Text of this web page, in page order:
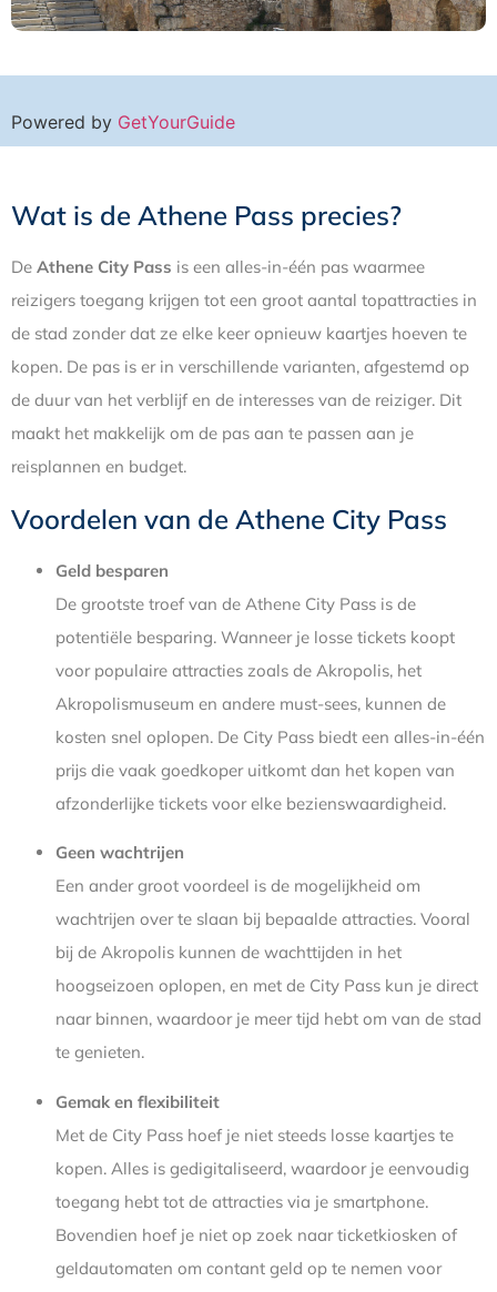
Powered by GetYourGuide
Wat is de Athene Pass precies?
De Athene City Pass is een alles-in-één pas waarmee
reizigers toegang krijgen tot een groot aantal topattracties in
de stad zonder dat ze elke keer opnieuw kaartjes hoeven te
kopen. De pas is er in verschillende varianten, afgestemd op
de duur van het verblijf en de interesses van de reiziger. Dit
maakt het makkelijk om de pas aan te passen aan je
reisplannen en budget.
Voordelen van de Athene City Pass
Geld besparen
De grootste troef van de Athene City Pass is de
potentiële besparing. Wanneer je losse tickets koopt
voor populaire attracties zoals de Akropolis, het
Akropolismuseum en andere must-sees, kunnen de
kosten snel oplopen. De City Pass biedt een alles-in-één
prijs die vaak goedkoper uitkomt dan het kopen van
afzonderlijke tickets voor elke bezienswaardigheid.
Geen wachtrijen
Een ander groot voordeel is de mogelijkheid om
wachtrijen over te slaan bij bepaalde attracties. Vooral
bij de Akropolis kunnen de wachttijden in het
hoogseizoen oplopen, en met de City Pass kun je direct
naar binnen, waardoor je meer tijd hebt om van de stad
te genieten.
Gemak en flexibiliteit
Met de City Pass hoef je niet steeds losse kaartjes te
kopen. Alles is gedigitaliseerd, waardoor je eenvoudig
toegang hebt tot de attracties via je smartphone.
Bovendien hoef je niet op zoek naar ticketkiosken of
geldautomaten om contant geld op te nemen voor